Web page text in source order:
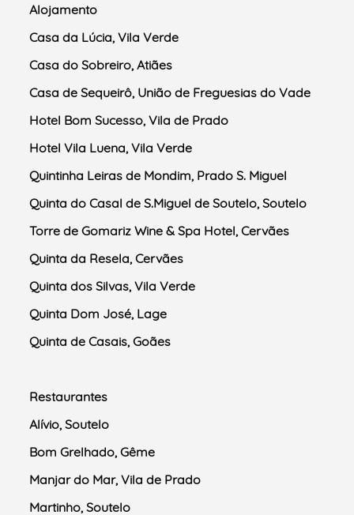
Alojamento
Casa da Lúcia, Vila Verde
Casa do Sobreiro, Atiães
Casa de Sequeirô, União de Freguesias do Vade
Hotel Bom Sucesso, Vila de Prado
Hotel Vila Luena, Vila Verde
Quintinha Leiras de Mondim, Prado S. Miguel
Quinta do Casal de S.Miguel de Soutelo, Soutelo
Torre de Gomariz Wine & Spa Hotel, Cervães
Quinta da Resela, Cervães
Quinta dos Silvas, Vila Verde
Quinta Dom José, Lage
Quinta de Casais, Goães
Restaurantes
Alívio, Soutelo
Bom Grelhado, Gême
Manjar do Mar, Vila de Prado
Martinho, Soutelo